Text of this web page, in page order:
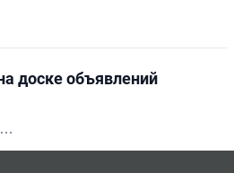
доске объявлений